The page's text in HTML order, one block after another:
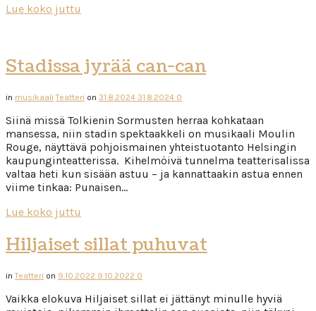
Lue koko juttu
Stadissa jyrää can-can
in musikaali Teatteri on 31.8.2024 31.8.2024 0
Siinä missä Tolkienin Sormusten herraa kohkataan
mansessa, niin stadin spektaakkeli on musikaali Moulin
Rouge, näyttävä pohjoismainen yhteistuotanto Helsingin
kaupunginteatterissa. Kihelmöivä tunnelma teatterisalissa
valtaa heti kun sisään astuu – ja kannattaakin astua ennen
viime tinkaa: Punaisen…
Lue koko juttu
Hiljaiset sillat puhuvat
inTeatteri on 9.10.2022 9.10.2022 0
Vaikka elokuva Hiljaiset sillat ei jättänyt minulle hyviä